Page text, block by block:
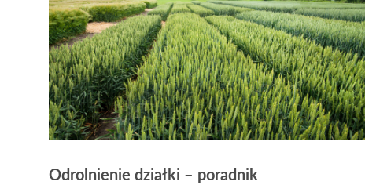
Odrolnienie działki – poradnik